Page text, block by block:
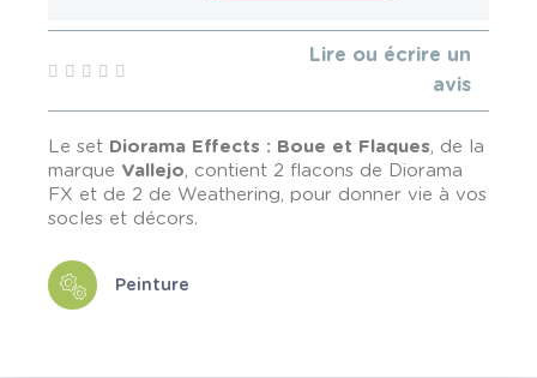
Lire ou écrire un
avis
Le set Diorama Effects : Boue et Flaques, de la
marque Vallejo, contient 2 flacons de Diorama
FX et de 2 de Weathering, pour donner vie à vos
socles et décors.
Peinture